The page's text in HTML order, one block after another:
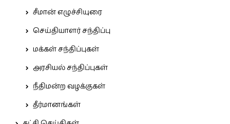
சீமான் எழுச்சியுரை
செய்தியாளர் சந்திப்பு
மக்கள் சந்திப்புகள்
அரசியல் சந்திப்புகள்
நீதிமன்ற வழக்குகள்
தீர்மானங்கள்